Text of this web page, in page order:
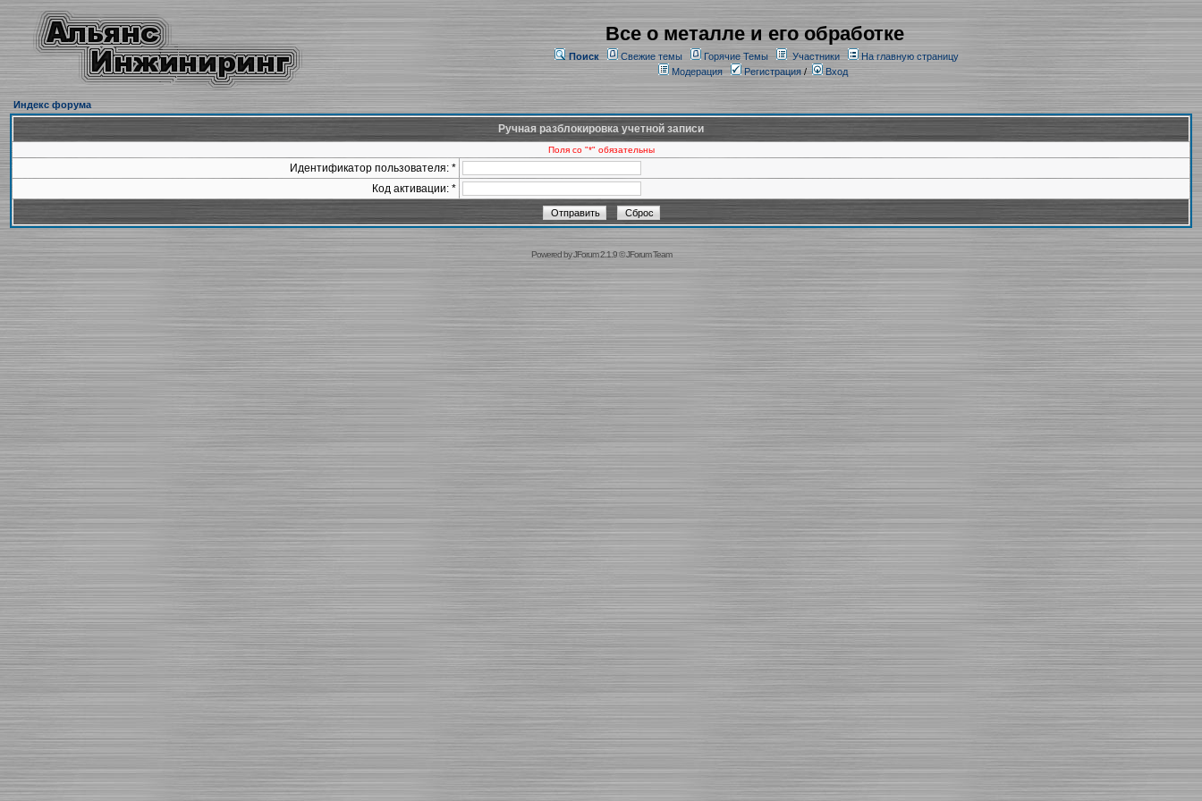
Все о металле и его обработке
Поиск Свежие темы Горячие Темы Участники
На главную страницу
Модерация
Регистрация/ Вход
Индекс форума
Ручная разблокировка учетной записи
Поля со "*" обязательны
Идентификатор пользователя: *
Код активации: *
Powered byJForum 2.1.9©JForum Team